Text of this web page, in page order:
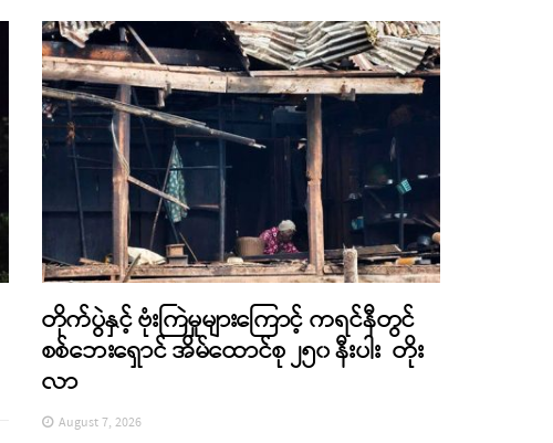
တိုက်ပွဲနှင့် ဗုံးကြဲမှုများကြောင့် ကရင်နီတွင်
စစ်ဘေးရှောင် အိမ်ထောင်စု ၂၅၀ နီးပါး တိုး
လာ
August 7, 2026